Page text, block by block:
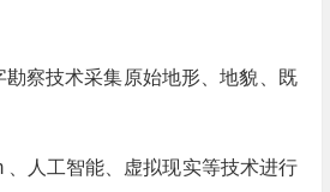
勘察技术采集原始地形、地貌、既
、人工智能、虚拟现实等技术进行